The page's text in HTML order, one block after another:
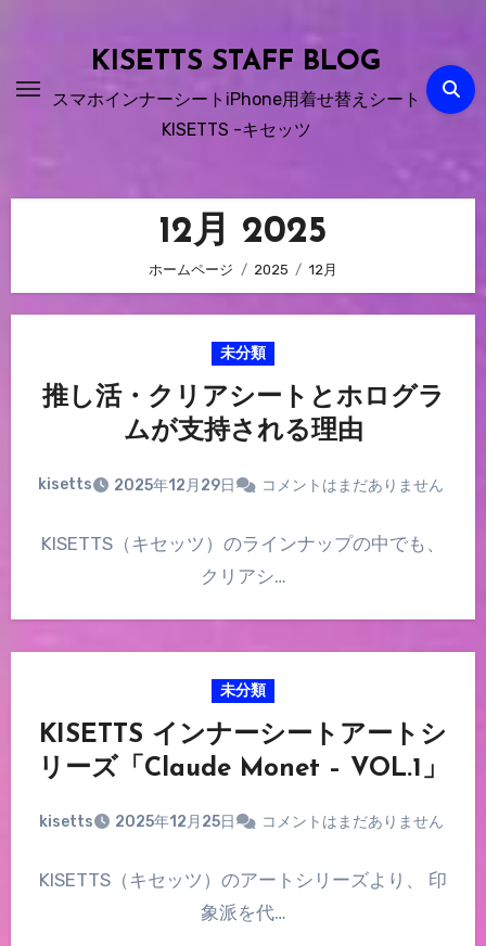
プ
KISETTS STAFF BLOG
スマホインナーシートiPhone用着せ替えシート
KISETTS -キセッツ
12月 2025
ホームページ 2025 12月
未分類
推し活・クリアシートとホログラ
ムが支持される理由
kisetts 2025年12月29日 コメントはまだありません
KISETTS（キセッツ）のラインナップの中でも、
クリアシ…
未分類
KISETTS インナーシートアートシ
リーズ「Claude Monet – VOL.1」
kisetts 2025年12月25日 コメントはまだありません
KISETTS（キセッツ）のアートシリーズより、 印
象派を代…